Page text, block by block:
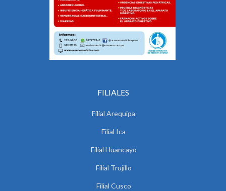
FILIALES
Filial Arequipa
Filial Ica
Filial Huancayo
Filial Trujillo
Filial Cusco